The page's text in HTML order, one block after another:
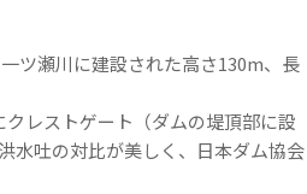
ツ瀬川に建設された高さ130m、長
レストゲート（ダムの堤頂部に設
水吐の対比が美しく、日本ダム協会